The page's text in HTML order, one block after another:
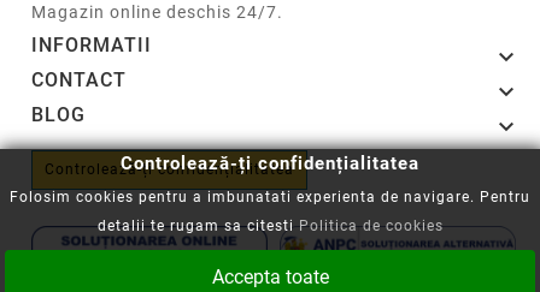
Magazin online deschis 24/7.
INFORMATII 
CONTACT 
BLOG 
Controlează-ți confidențialitatea
Controlează-ți confidențialitatea
Folosim cookies pentru a imbunatati experienta de navigare. Pentru
detalii te rugam sa citestiPolitica de cookies
Accepta toate